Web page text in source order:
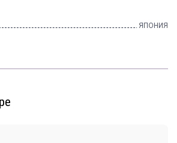
ЯПОНИЯ